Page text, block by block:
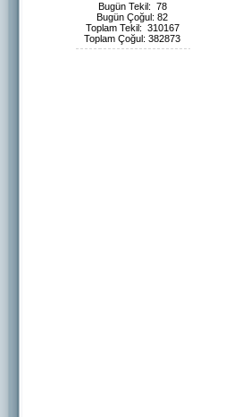
Bugün Tekil: 78
Bugün Çoğul: 82
Toplam Tekil: 310167
Toplam Çoğul: 382873